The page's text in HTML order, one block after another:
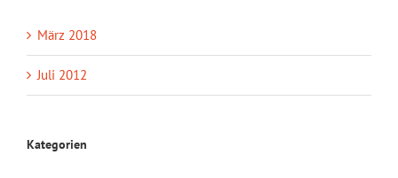
März 2018
Juli 2012
Kategorien